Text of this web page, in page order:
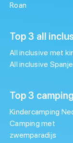
Roan
Top 3 all
All inclusive met
All inclusive Spanje
Top 3
Kindercamping
Camping met
zwemparadijs